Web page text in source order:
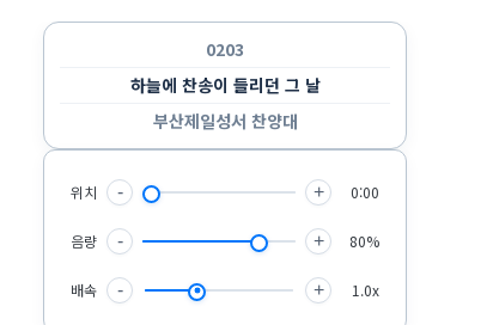
0203
하늘에 찬송이 들리던 그 날
부산제일성서 찬양대
위치 - + 0:00
음량 - + 80%
배속 - + 1.0x